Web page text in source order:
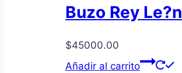
Buzo Rey Le?n
$45000.00
Añadir al carrito